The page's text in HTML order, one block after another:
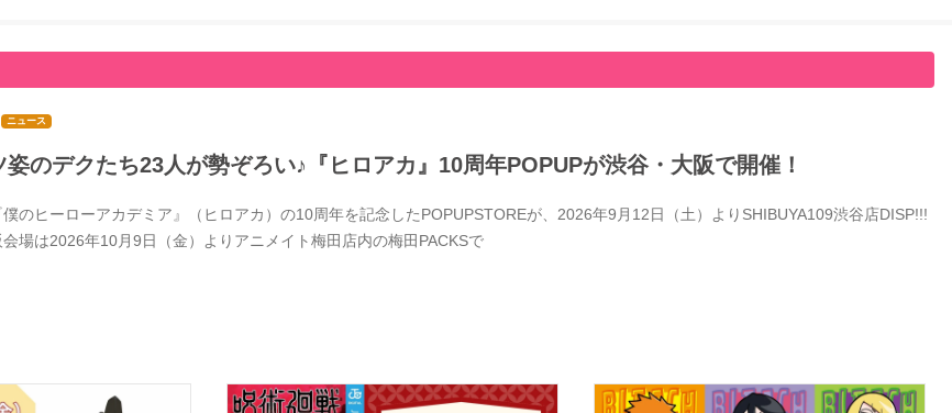
ニュース
姿のデクたち23人が勢ぞろい♪『ヒロアカ』10周年POPUPが渋谷・大阪で開催！
僕のヒーローアカデミア』（ヒロアカ）の10周年を記念したPOPUPSTOREが、2026年9月12日（土）よりSHIBUYA109渋谷店DISP!!!
会場は2026年10月9日（金）よりアニメイト梅田店内の梅田PACKSで